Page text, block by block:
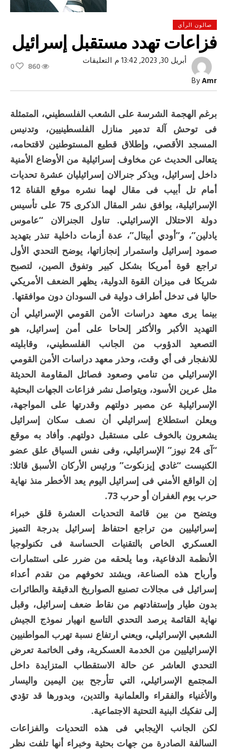
صالون الرأي
فزاعات تهدد مستقبل إسرائيل
ByAmr
أبريل 30, 2023, 13:42 م التعليقاتعلى
إسرائيل
860
0
برغم الهجمة الشرسة على الشعب الفلسطيني، المتمثلة
فى توحش آلة تدمير منازل الفلسطينيين، وتدنيس
المسجد الأقصي، وإطلاق قطيع المستوطنين لاقتحامه،
يتعالى الحديث عن مخاوف إسرائيلية من الأوضاع الأمنية
داخل إسرائيل، ويذكر جنرالان إسرائيليان عشرة تحديات
أمام تل أبيب فى مقال لهما نشره موقع القناة 12
الإسرائيلية، يوافق نشر المقال الذكرى 75 على تأسيس
دولة الاحتلال الإسرائيلي. تناول الجنرالان “عاموس
يادلين”، و”أودي أبيتال”، عدة أزمات داخلية تنذر بتهديد
صمود إسرائيل واستمرار إنجازاتها، يوضح التحدي الأول
تراجع قوة أمريكا بشكل كبير وتفوق الصين، لتصبح
شريكا فى ميزان القوة الدولية، يظهر الضعف الأمريكي
حاليا فى تدخل أطراف دولية فى السودان دون موافقتها.
بينما يرى معهد دراسات الأمن القومي الإسرائيلي أن
التهديد الأكبر والأكثر إلحاحا على أمن إسرائيل، هو
التصعيد الدؤوب من الجانب الفلسطيني، وقابليته
للانفجار فى أي وقت، وحذر معهد دراسات الأمن القومي
الإسرائيلي من تنامي وصعود فصائل المقاومة الحديثة
مثل عرين الأسود، ويتواصل نشر فزاعات الجهات البحثية
الإسرائيلية عن مصير دولتهم وقدرتها على المواجهة،
ويعلن استطلاع إسرائيلي أن نصف سكان إسرائيل
يشعرون بالخوف على مستقبل دولتهم. وأفاد به موقع
“آى 24 نيوز” الإسرائيلي، وفى نفس السياق علق عضو
الكنيست “غادي إيزنكوت” ورئيس الأركان الأسبق قائلا:
إن الواقع الأمني فى إسرائيل اليوم يعد الأخطر منذ نهاية
حرب يوم الغفران أو حرب 73.
ويتضح من بين قائمة التحديات العشرة قلق خبراء
إسرائيليين من تراجع احتفاظ إسرائيل بدرجة التميز
العسكري الخاص بالتقنيات الحساسة فى تكنولوجيا
الأنظمة الدفاعية، وما يلحقه من ضرر على استثمارات
وأرباح هذه الصناعة، ويشتد تخوفهم من تقدم أعداء
إسرائيل فى مجالات تصنيع الصواريخ الدقيقة والطائرات
بدون طيار وإستفادتهم من نقاط ضعف إسرائيل، وقبل
نهاية القائمة يرصد التحدي التاسع انهيار نموذج الجيش
الشعبي الإسرائيلي، ويعني ارتفاع نسبة تهرب المواطنيين
الإسرائيليين من الخدمة العسكرية، وفى الخاتمة تعرض
التحدي العاشر عن حالة الاستقطاب المتزايدة داخل
المجتمع الإسرائيلي، التي تتأرجح بين اليمين واليسار
والأغنياء والفقراء والعلمانية والتدين، وبدورها قد تؤدي
إلى تفكيك البنية التحتية الاجتماعية.
لكن الجانب الإيجابي فى هذه التحديات والفزاعات
السالفة الصادرة من جهات بحثية وخبراء أنها تلفت نظر